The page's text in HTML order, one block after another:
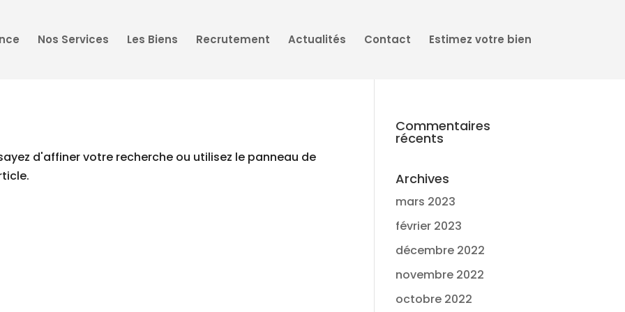
Nos Services Les Biens Recrutement Actualités Contact Estimez votre bien
d'affiner votre recherche ou utilisez le panneau de
Commentaires
récents
Archives
mars 2023
février 2023
décembre 2022
novembre 2022
octobre 2022